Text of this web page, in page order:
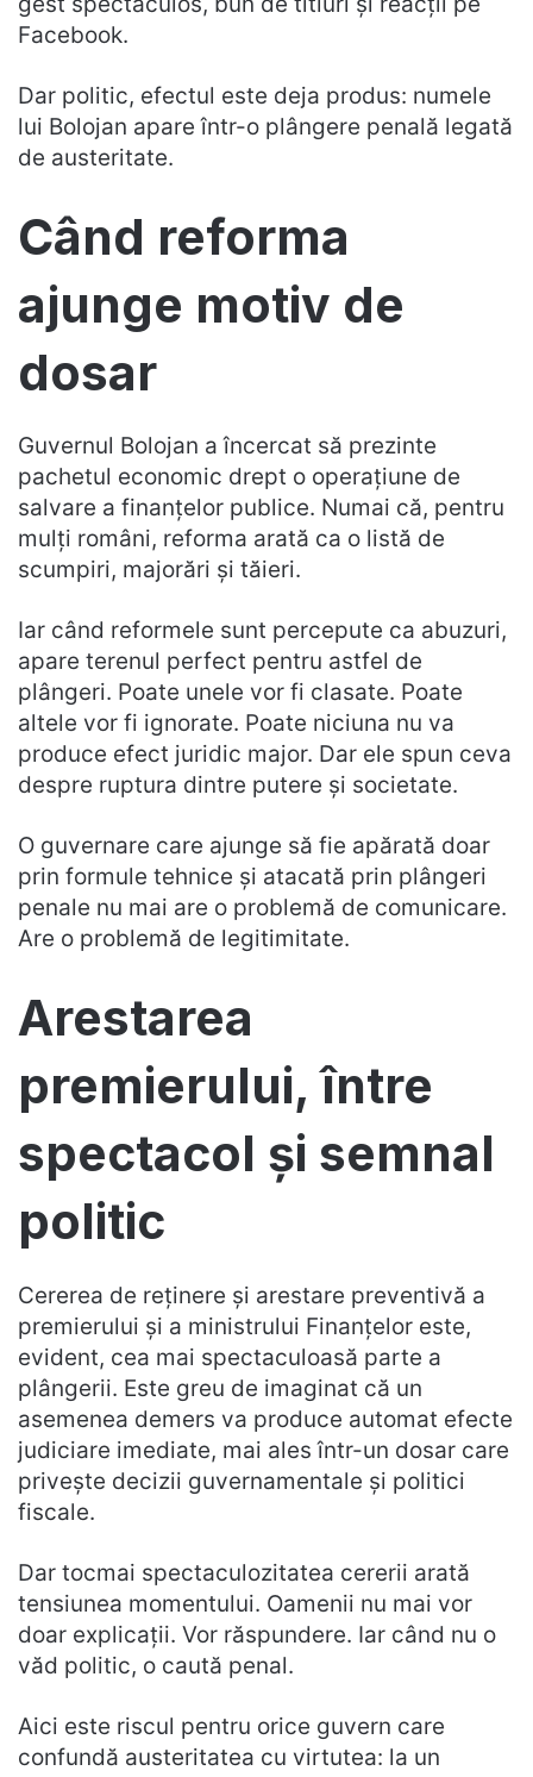
Facebook.
Dar politic, efectul este deja produs: numele
lui Bolojan apare într-o plângere penală legată
de austeritate.
Când reforma
ajunge motiv de
dosar
Guvernul Bolojan a încercat să prezinte
pachetul economic drept o operațiune de
salvare a finanțelor publice. Numai că, pentru
mulți români, reforma arată ca o listă de
scumpiri, majorări și tăieri.
Iar când reformele sunt percepute ca abuzuri,
apare terenul perfect pentru astfel de
plângeri. Poate unele vor fi clasate. Poate
altele vor fi ignorate. Poate niciuna nu va
produce efect juridic major. Dar ele spun ceva
despre ruptura dintre putere și societate.
O guvernare care ajunge să fie apărată doar
prin formule tehnice și atacată prin plângeri
penale nu mai are o problemă de comunicare.
Are o problemă de legitimitate.
Arestarea
premierului, între
spectacol și semnal
politic
Cererea de reținere și arestare preventivă a
premierului și a ministrului Finanțelor este,
evident, cea mai spectaculoasă parte a
plângerii. Este greu de imaginat că un
asemenea demers va produce automat efecte
judiciare imediate, mai ales într-un dosar care
privește decizii guvernamentale și politici
fiscale.
Dar tocmai spectaculozitatea cererii arată
tensiunea momentului. Oamenii nu mai vor
doar explicații. Vor răspundere. Iar când nu o
văd politic, o caută penal.
Aici este riscul pentru orice guvern care
confundă austeritatea cu virtutea: la un